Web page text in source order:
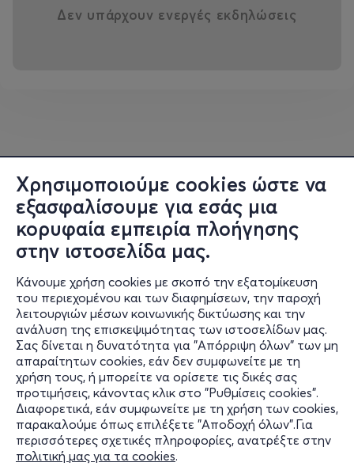
Χρησιμοποιούμε cookies ώστε να
εξασφαλίσουμε για εσάς μια
κορυφαία εμπειρία πλοήγησης
στην ιστοσελίδα μας.
Κάνουμε χρήση cookies με σκοπό την εξατομίκευση
του περιεχομένου και των διαφημίσεων, την παροχή
λειτουργιών μέσων κοινωνικής δικτύωσης και την
ανάλυση της επισκεψιμότητας των ιστοσελίδων μας.
Σας δίνεται η δυνατότητα για "Απόρριψη όλων" των μη
απαραίτητων cookies, εάν δεν συμφωνείτε με τη
χρήση τους, ή μπορείτε να ορίσετε τις δικές σας
προτιμήσεις, κάνοντας κλικ στο "Ρυθμίσεις cookies".
Διαφορετικά, εάν συμφωνείτε με τη χρήση των cookies,
παρακαλούμε όπως επιλέξετε "Αποδοχή όλων".Για
περισσότερες σχετικές πληροφορίες, ανατρέξτε στην
πολιτική μας για τα cookies.
ξεκίνησε από το θρυλικόScum τωνNapalm Death
διαμορφώνοντας τον ακραίο ήχο του grindcore, προτού
πιο ατμοσφαιρικές και συναισθηματικές διαστάσεις.
ΣτουςTechno Animal, μαζί με τον Kevin Martin (The
Bug ), εξερευνά τη διασταύρωση industrial, hip-hop και
dub, ενώ το ambient/noise alter ego του,Final
την πιο μινιμαλιστική πλευρά του.
Η επιρροή του Broadrick και του ήχου των Godflesh
φτάνει μέχρι acts όπως οιMinistry, οιNine Inch Nails, οι
Sunn O))), ακόμα και σε καλλιτέχνες εκτός metal,
αποδεικνύοντας ότι ο θόρυβος, ο ρυθμός και το βάρος
μπορούν να πάρουν άπειρες μορφές.
Κάθε εμφάνιση τωνGodfleshείναι μια υπενθύμιση ότι ο
βιομηχανικός ήχος είναι ακόμα ζωντανός, ακόμα
ανήσυχος, ακόμα επικίνδυνος.
Με συνεργασίες και κοινές περιοδείες δίπλα σε
Δεν υπάρχουν ενεργές εκδηλώσεις
Πληροφορίες
Υποστήριξη
Stay Connected